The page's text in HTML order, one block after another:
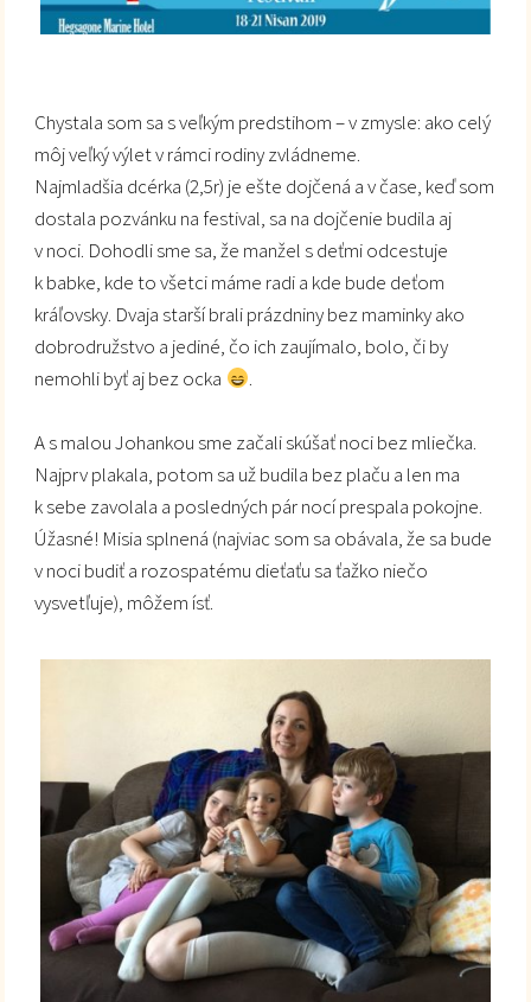
Chystala som sa s veľkým predstihom – v zmysle: ako celý
môj veľký výlet v rámci rodiny zvládneme.
Najmladšia dcérka (2,5r) je ešte dojčená a v čase, keď som
dostala pozvánku na festival, sa na dojčenie budila aj
v noci. Dohodli sme sa, že manžel s deťmi odcestuje
k babke, kde to všetci máme radi a kde bude deťom
kráľovsky. Dvaja starší brali prázdniny bez maminky ako
dobrodružstvo a jediné, čo ich zaujímalo, bolo, či by
nemohli byť aj bez ocka
.
A s malou Johankou sme začali skúšať noci bez mliečka.
Najprv plakala, potom sa už budila bez plaču a len ma
k sebe zavolala a posledných pár nocí prespala pokojne.
Úžasné! Misia splnená (najviac som sa obávala, že sa bude
v noci budiť a rozospatému dieťaťu sa ťažko niečo
vysvetľuje), môžem ísť.